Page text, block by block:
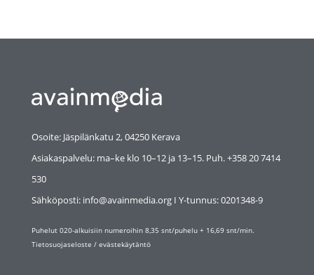
Osoite: Jäspilänkatu 2, 04250 Kerava
Asiakaspalvelu: ma–ke klo 10–12 ja 13–15. Puh. +358 20 7414
530
Sähköposti: info@avainmedia.org I Y-tunnus:0201348-9
Puhelut 020-alkuisiin numeroihin 8,35 snt/puhelu + 16,69 snt/min.
Tietosuojaseloste / evästekäytäntö